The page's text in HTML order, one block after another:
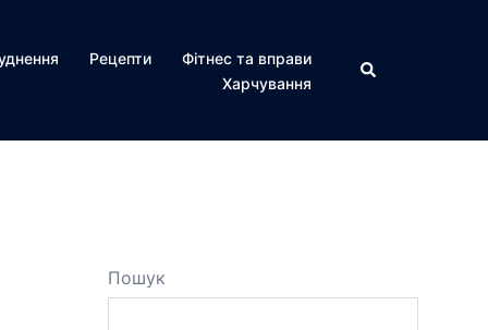
Рецепти
Фітнес та вправи
Харчування
Пошук
Пошук